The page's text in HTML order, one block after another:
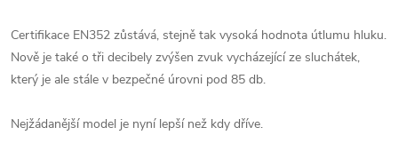
Certifikace EN352 zůstává, stejně tak vysoká hodnota útlumu hluku.
Nově je také o tři decibely zvýšen zvuk vycházející ze sluchátek,
který je ale stále v bezpečné úrovni pod 85 db.
Nejžádanější model je nyní lepší než kdy dříve.